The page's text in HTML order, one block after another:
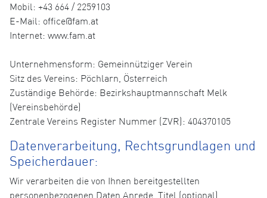
Mobil: +43 664 / 2259103
E-Mail: office@fam.at
Internet: www.fam.at
Unternehmensform: Gemeinnütziger Verein
Sitz des Vereins: Pöchlarn, Österreich
Zuständige Behörde: Bezirkshauptmannschaft Melk
(Vereinsbehörde)
Zentrale Vereins Register Nummer (ZVR): 404370105
Datenverarbeitung, Rechtsgrundlagen und
Speicherdauer:
Wir verarbeiten die von Ihnen bereitgestellten
personenbezogenen Daten Anrede, Titel (optional),